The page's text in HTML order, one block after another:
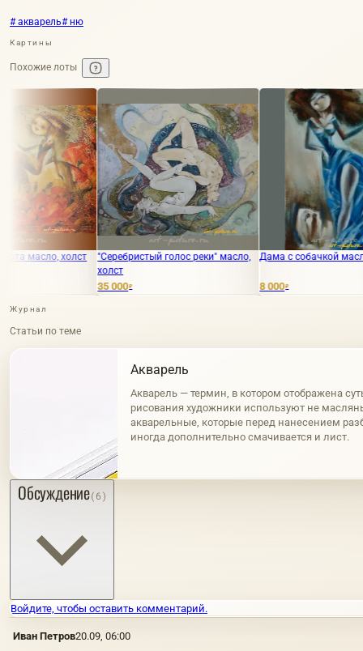
# акварель# ню
Картины
Похожие лоты
"Серебристый голос реки" масло,
Дама с собачкой масло, холст
Журнал
Статьи по теме
Акварель
Акварель — термин, в котором отображена
рисования художники используют не
акварельные, которые перед нанесением
иногда дополнительно смачивается и лист.
Обсуждение(6)
Войдите, чтобы оставить комментарий.
Иван Петров20.09, 06:00